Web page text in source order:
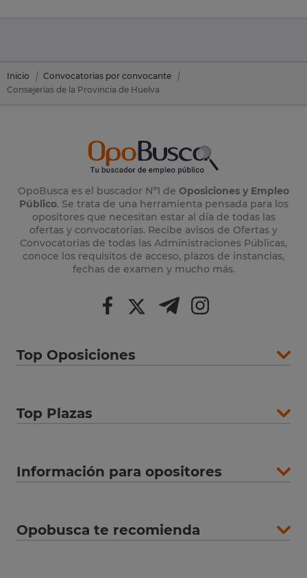
Inicio
Convocatorias por convocante
Consejerías de la Provincia de Huelva
OpoBusca es el buscador Nº1 de Oposiciones y Empleo
Público. Se trata de una herramienta pensada para los
opositores que necesitan estar al día de todas las
ofertas y convocatorias. Recibe avisos de Ofertas y
Convocatorias de todas las Administraciones Públicas,
conoce los requisitos de acceso, plazos de instancias,
fechas de examen y mucho más.
Top Oposiciones
Top Plazas
Información para opositores
Opobusca te recomienda